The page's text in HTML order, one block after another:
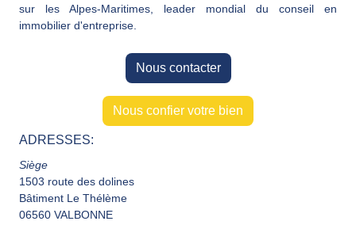
sur les Alpes-Maritimes, leader mondial du conseil en
immobilier d'entreprise.
Nous contacter
Nous confier votre bien
ADRESSES:
Siège
1503 route des dolines
Bâtiment Le Thélème
06560 VALBONNE